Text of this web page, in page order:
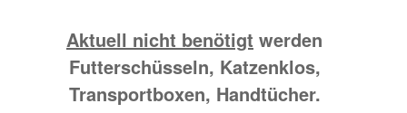
Aktuell nicht benötigt werden
Futterschüsseln, Katzenklos,
Transportboxen, Handtücher.